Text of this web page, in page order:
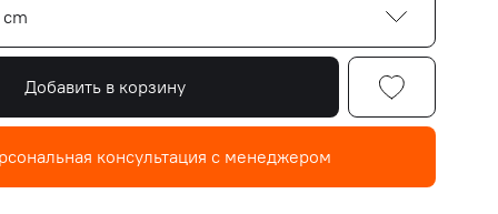
Добавить в корзину
консультация с менеджером